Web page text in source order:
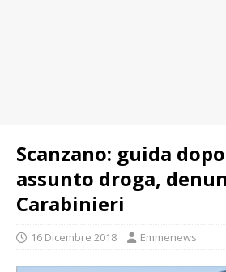
Scanzano: guida
assunto droga,
Carabinieri
16 Dicembre 2018 Emmenews